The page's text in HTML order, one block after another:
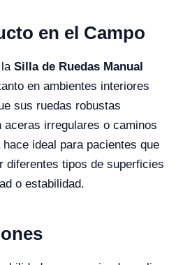
en el Campo
Silla de Ruedas Manual
en ambientes interiores
sus ruedas robustas
aceras irregulares o caminos
ideal para pacientes que
diferentes tipos de superficies
o estabilidad.